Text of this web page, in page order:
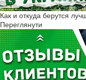
Как и откуда берутся
Переглянути